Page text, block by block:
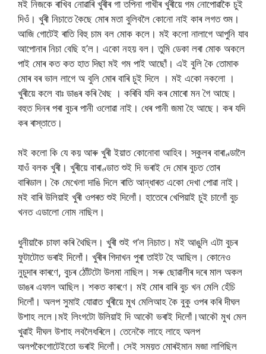
মই নিজকে ৰাখিব নোৱাৰি খুৰীৰ গা তপিনা গাখীৰ খুৰীয়ে গম নোপোৱাকৈ চুই
দিওঁ। খুৰী নিচাতে কৈছে মোৰ মতা বুলিবলৈ কোনো নাই কাৰ লগত শুম।
আজি গোটেই ৰাতি বিহু চাম বল মোক কলে। মই কলো নালাগে আপুনি যাব
আপোনাৰ নিচা বেছি হ’ল। একো নহয় বল। তুমি ডেকা লৰা মোক অকলে
পাই মোৰ কত কত হাত দিছা মই গম পাই আছোঁ। এই বুলি কৈ তোমাক
মোৰ বৰ ভাল লাগে অ বুলি মোৰ বাৰি চুই দিলে । মই একো নকলো ।
খুৰীয়ে কলে বাঃ ডাঙৰ কৰি থৈছ । কৰিবি যদি কৰ মোৰো মন গৈ আছে।
বহুত দিনৰ পৰা বুচৰ পানী ওলোৱা নাই। ধেৰ পানী জমা হৈ আছে। কৰ যদি
কৰ ৰাস্তাতে।
মই কলো কি যে কয় আৰু খুৰী ইয়াত কোনোবা আহিব। স্কুলৰ বাৰাণ্ডালৈ
যাওঁ বলক খুৰী। খুৰীয়ে বাৰাণ্ডাত শুই দি ভৰাই দে মোৰ বুচত তোৰ
বাৰিডাল। কৈ মেখেলা দাঙি দিলে ৰাতি আন্ধাৰত একো দেখা পোৱা নাই।
মই বাৰি উলিয়াই খুৰী ওপৰত শুই দিলোঁ। হাতেৰে খেপিয়াই চুই চালোঁ বুচ
খনত এডালো নোম নাছিল।
ধুনীয়াকৈ চাফা কৰি থৈছিল। খুৰী শুই গ’ল নিচাত। মই আঙুলি এটা বুচৰ
ফুটাটোত ভৰাই দিলোঁ। খুৰীৰ গিদাখন পুৰা তাইট হৈ আছিল। কোনেও
নুচুদাৰ কাৰণে, বুচৰ ঠোঁটটো উলমা নাছিল। সৰু ছোৱালীৰ দৰে মাল অকল
ডাঙৰ এফাল আছিল। শকত কাৰণে। মই মোৰ বাৰি বুচ খন মেলি হেঁচি
দিলোঁ। অলপ সুমাই যোৱাত খুৰীয়ে মুখ মেলিআহ কৈ বুকু ওপৰ কৰি দীঘল
উশাহ ললে।মই লিংগটো উলিয়াই দি আকৌ ভৰাই দিলোঁ।আকৌ মুখ মেল
খুৱাই দীঘল উশাহ লবলৈধৰিলে। তেনেকৈ লাহে লাহে অলপ
অলপকৈগোটেইতো ভৰাই দিলোঁ। সেই সময়ত মোৰইমান মজা লাগিছিল